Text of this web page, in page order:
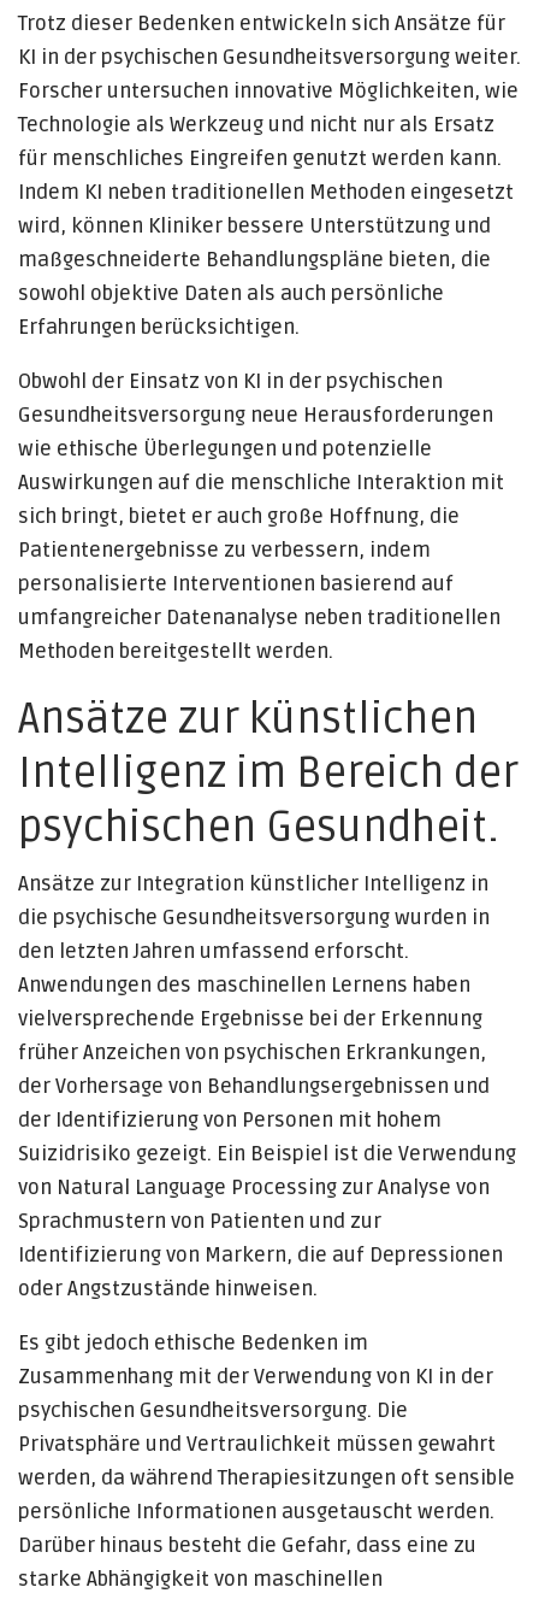
Trotz dieser Bedenken entwickeln sich Ansätze für
KI in der psychischen Gesundheitsversorgung weiter.
Forscher untersuchen innovative Möglichkeiten, wie
Technologie als Werkzeug und nicht nur als Ersatz
für menschliches Eingreifen genutzt werden kann.
Indem KI neben traditionellen Methoden eingesetzt
wird, können Kliniker bessere Unterstützung und
maßgeschneiderte Behandlungspläne bieten, die
sowohl objektive Daten als auch persönliche
Erfahrungen berücksichtigen.
Obwohl der Einsatz von KI in der psychischen
Gesundheitsversorgung neue Herausforderungen
wie ethische Überlegungen und potenzielle
Auswirkungen auf die menschliche Interaktion mit
sich bringt, bietet er auch große Hoffnung, die
Patientenergebnisse zu verbessern, indem
personalisierte Interventionen basierend auf
umfangreicher Datenanalyse neben traditionellen
Methoden bereitgestellt werden.
Ansätze zur künstlichen
Intelligenz im Bereich der
psychischen Gesundheit.
Ansätze zur Integration künstlicher Intelligenz in
die psychische Gesundheitsversorgung wurden in
den letzten Jahren umfassend erforscht.
Anwendungen des maschinellen Lernens haben
vielversprechende Ergebnisse bei der Erkennung
früher Anzeichen von psychischen Erkrankungen,
der Vorhersage von Behandlungsergebnissen und
der Identifizierung von Personen mit hohem
Suizidrisiko gezeigt. Ein Beispiel ist die Verwendung
von Natural Language Processing zur Analyse von
Sprachmustern von Patienten und zur
Identifizierung von Markern, die auf Depressionen
oder Angstzustände hinweisen.
Es gibt jedoch ethische Bedenken im
Zusammenhang mit der Verwendung von KI in der
psychischen Gesundheitsversorgung. Die
Privatsphäre und Vertraulichkeit müssen gewahrt
werden, da während Therapiesitzungen oft sensible
persönliche Informationen ausgetauscht werden.
Darüber hinaus besteht die Gefahr, dass eine zu
starke Abhängigkeit von maschinellen